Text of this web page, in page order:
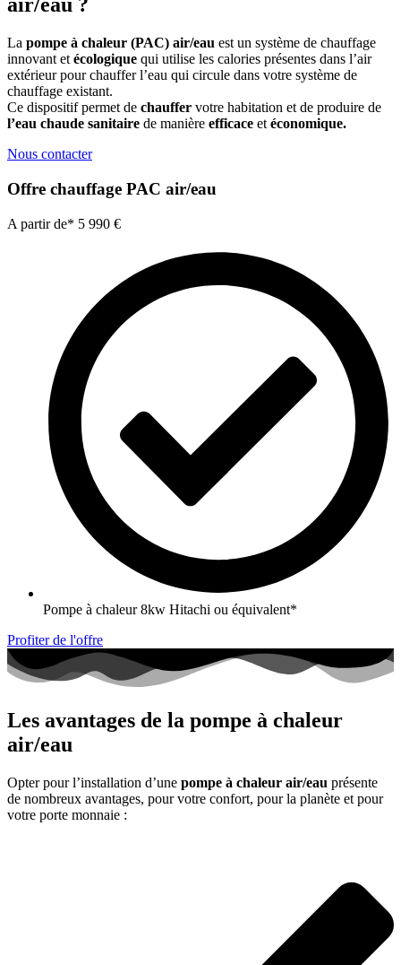
air/eau ?
La pompe à chaleur (PAC) air/eau est un système de chauffage
innovant et écologique qui utilise les calories présentes dans l’air
extérieur pour chauffer l’eau qui circule dans votre système de
chauffage existant.
Ce dispositif permet de chauffer votre habitation et de produire de
l’eau chaude sanitaire de manière efficace et économique.
Nous contacter
Offre chauffage PAC air/eau
A partir de* 5 990 €
Pompe à chaleur 8kw Hitachi ou équivalent*
Profiter de l'offre
Les avantages de la pompe à chaleur
air/eau
Opter pour l’installation d’une pompe à chaleur air/eau présente
de nombreux avantages, pour votre confort, pour la planète et pour
votre porte monnaie :